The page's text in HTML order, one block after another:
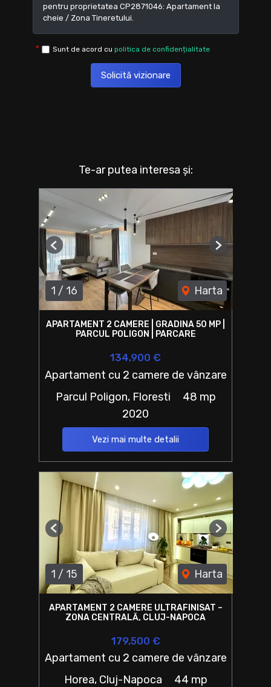
Sunt de acord cu politica de confidențialitate
Solicită vizionare
Te-ar putea interesa și:
1 / 16 Harta
Previous Next
APARTAMENT 2 CAMERE | GRADINA 50 MP |
PARCUL POLIGON | PARCARE
134,900 €
Apartament cu 2 camere de vânzare
Parcul Poligon, Floresti
48 mp
2020
Vezi mai multe detalii
1 / 15 Harta
Previous Next
APARTAMENT 2 CAMERE ULTRAFINISAT –
ZONA CENTRALĂ, CLUJ-NAPOCA
179,500 €
Apartament cu 2 camere de vânzare
Horea, Cluj-Napoca
44 mp